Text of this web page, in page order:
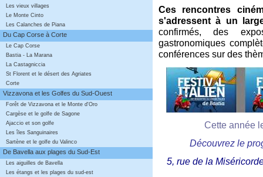
Les vieux villages
Le Monte Cinto
Les Calanches de Piana
Du Cap Corse à Corte
Le Cap Corse
Bastia - La Marana
La Castagniccia
St Florent et le désert des Agriates
Corte
Vizzavona et les Golfes du Sud-Ouest
Forêt de Vizzavona et le Monte d'Oro
Cargèse et le golfe de Sagone
Ajaccio et son golfe
Les îles Sanguinaires
Sartène et le golfe du Valinco
De Bavella aux plages du Sud-Est
Les aiguilles de Bavella
Les étangs et les plages du sud-est
Ces rencontres
s'adressent à un
confirmés, des
gastronomiques
conférences sur des
Cette année
Découvrez le
5, rue de la